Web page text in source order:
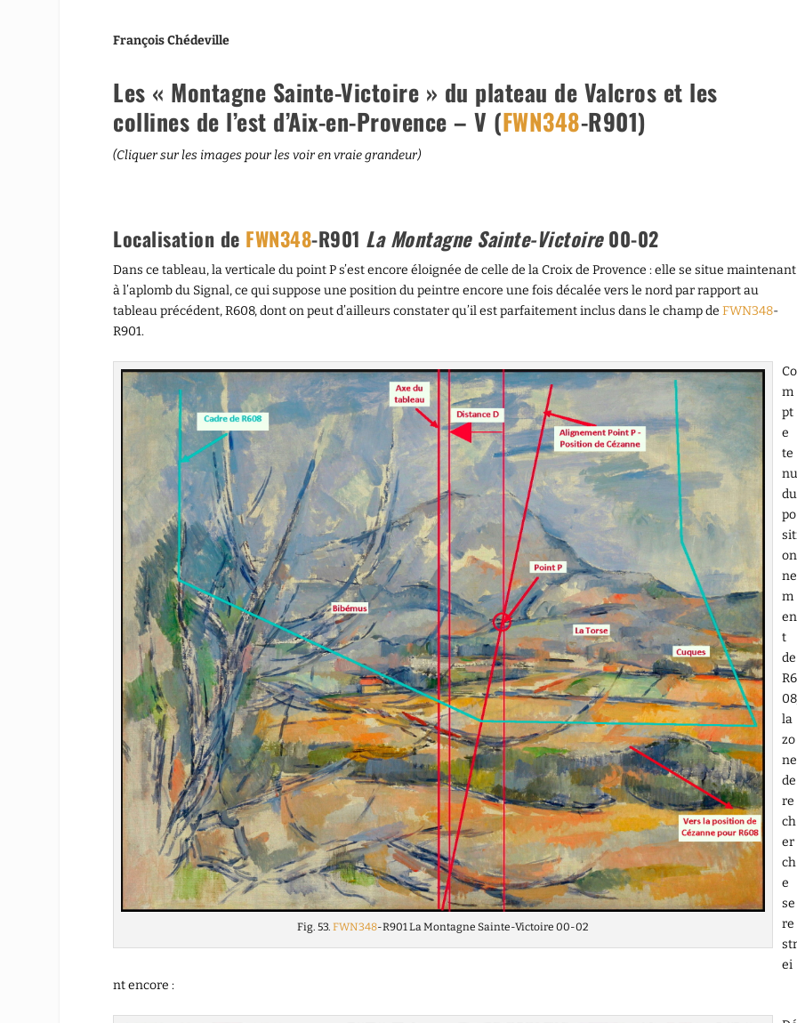
François Chédeville
Les « Montagne Sainte-Victoire » du plateau de Valcros et les
collines de l’est d’Aix-en-Provence – V (FWN348-R901)
(Cliquer sur les images pour les voir en vraie grandeur)
Localisation de FWN348-R901 La Montagne Sainte-Victoire00-02
Dans ce tableau, la verticale du point P s’est encore éloignée de celle de la Croix de Provence : elle se situe maintenant
à l’aplomb du Signal, ce qui suppose une position du peintre encore une fois décalée vers le nord par rapport au
tableau précédent, R608, dont on peut d’ailleurs constater qu’il est parfaitement inclus dans le champ deFWN348-
R901.
Fig. 53. FWN348-R901 La Montagne Sainte-Victoire 00-02
Co
m
pt
e
te
nu
du
po
on
ne
m
en
t
de
R6
la
zo
ne
de
re
ch
er
ch
e
se
re
str
ei
nt encore :